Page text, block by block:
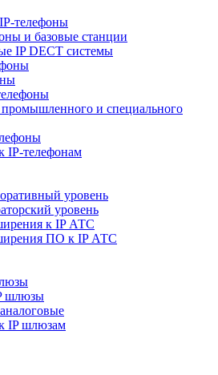
телефоны
и базовые станции
IP DECT системы
и специального
IP-телефонам
уровень
уровень
к IP АТС
ПО к IP АТС
шлюзы
IP шлюзам